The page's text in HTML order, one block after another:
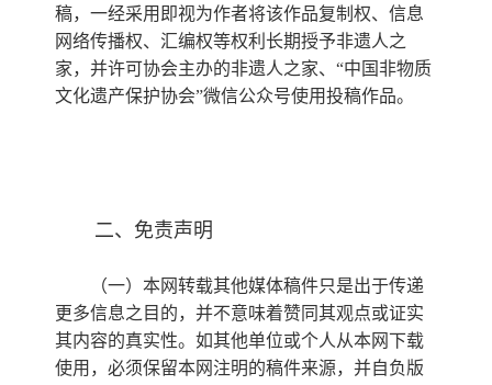
稿，一经采用即视为作者将该作品复制权、信息
网络传播权、汇编权等权利长期授予非遗人之
家，并许可协会主办的非遗人之家、“中国非物质
文化遗产保护协会”微信公众号使用投稿作品。
二、免责声明
（一）本网转载其他媒体稿件只是出于传递
更多信息之目的，并不意味着赞同其观点或证实
其内容的真实性。如其他单位或个人从本网下载
使用，必须保留本网注明的稿件来源，并自负版